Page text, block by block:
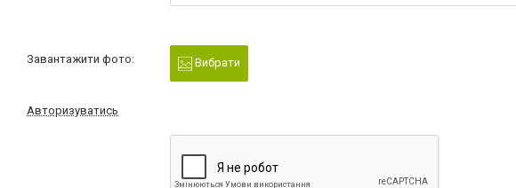
Завантажити фото: Вибрати
Авторизуватись